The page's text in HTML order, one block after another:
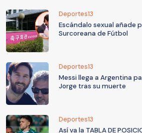
Deportes13
Escándalo sexual añade
Surcoreana de Fútbol
Deportes13
Messi llega a Argentina
Jorge tras su muerte
Deportes13
Así va la TABLA DE